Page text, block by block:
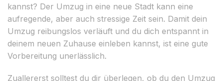
kannst? Der Umzug in eine neue Stadt kann eine
aufregende, aber auch stressige Zeit sein. Damit dein
Umzug reibungslos verläuft und du dich entspannt in
deinem neuen Zuhause einleben kannst, ist eine gute
Vorbereitung unerlässlich.
Zuallererst solltest du dir überlegen, ob du den Umzug